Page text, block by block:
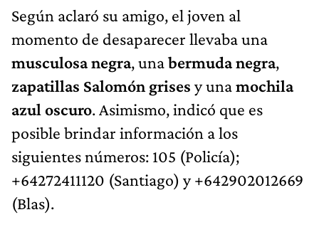
Según aclaró su amigo, el joven al
momento de desaparecer llevaba una
musculosa negra, unabermuda negra,
zapatillas Salomón grises y unamochila
azul oscuro. Asimismo, indicó que es
posible brindar información a los
siguientes números: 105 (Policía);
+64272411120 (Santiago) y +642902012669
(Blas).